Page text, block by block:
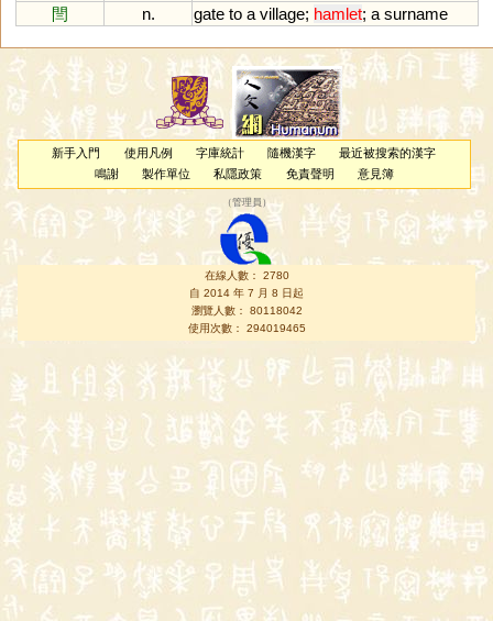
閆
n. gate to a village; hamlet; a surname
新手入門 使用凡例 字庫統計 隨機漢字
最近被搜索的漢字
鳴謝
製作單位 私隱政策 免責聲明 意見簿
（管理員 ）
在線人數： 2780
自 2014 年 7 月 8 日起
瀏覽人數： 80118042
使用次數： 294019465